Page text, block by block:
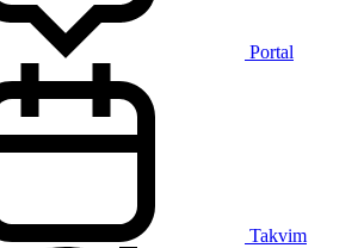
Portal
Takvim